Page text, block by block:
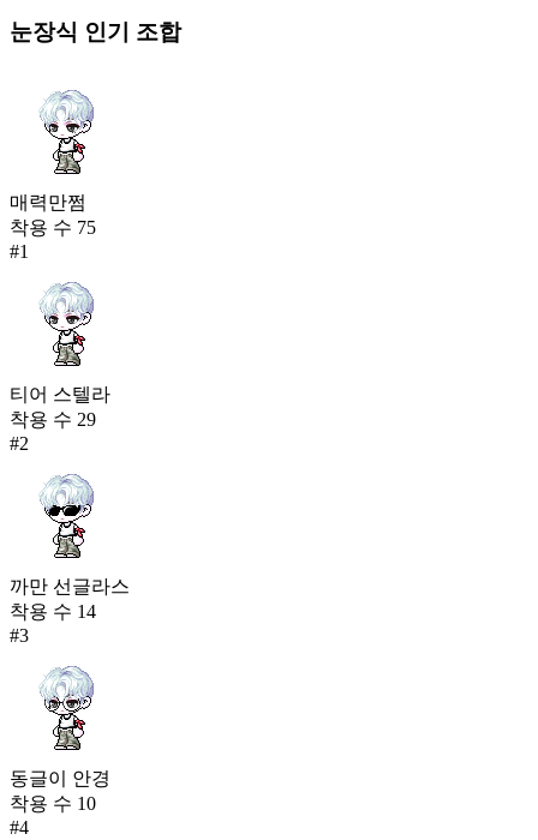
눈장식 인기 조합
매력만쩜
착용 수 75
#1
티어 스텔라
착용 수 29
#2
까만 선글라스
착용 수 14
#3
동글이 안경
착용 수 10
#4